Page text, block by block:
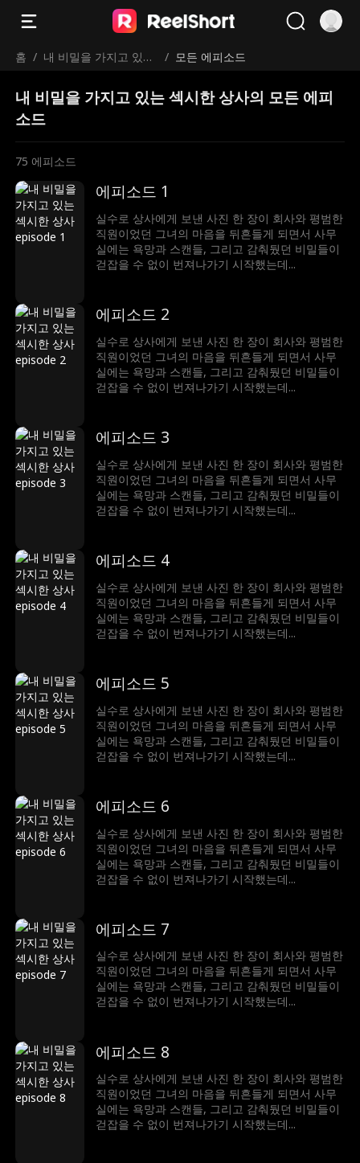
홈 / 내 비밀을 가지고 있는
/ 모든 에피소드
내 비밀을 가지고 있는 섹시한 상사의 모든 에피
소드
75 에피소드
에피소드 1
실수로 상사에게 보낸 사진 한 장이 회사와 평범한
직원이었던 그녀의 마음을 뒤흔들게 되면서 사무
실에는 욕망과 스캔들, 그리고 감춰뒀던 비밀들이
걷잡을 수 없이 번져나가기 시작했는데...
에피소드 2
실수로 상사에게 보낸 사진 한 장이 회사와 평범한
직원이었던 그녀의 마음을 뒤흔들게 되면서 사무
실에는 욕망과 스캔들, 그리고 감춰뒀던 비밀들이
걷잡을 수 없이 번져나가기 시작했는데...
에피소드 3
실수로 상사에게 보낸 사진 한 장이 회사와 평범한
직원이었던 그녀의 마음을 뒤흔들게 되면서 사무
실에는 욕망과 스캔들, 그리고 감춰뒀던 비밀들이
걷잡을 수 없이 번져나가기 시작했는데...
에피소드 4
실수로 상사에게 보낸 사진 한 장이 회사와 평범한
직원이었던 그녀의 마음을 뒤흔들게 되면서 사무
실에는 욕망과 스캔들, 그리고 감춰뒀던 비밀들이
걷잡을 수 없이 번져나가기 시작했는데...
에피소드 5
실수로 상사에게 보낸 사진 한 장이 회사와 평범한
직원이었던 그녀의 마음을 뒤흔들게 되면서 사무
실에는 욕망과 스캔들, 그리고 감춰뒀던 비밀들이
걷잡을 수 없이 번져나가기 시작했는데...
에피소드 6
실수로 상사에게 보낸 사진 한 장이 회사와 평범한
직원이었던 그녀의 마음을 뒤흔들게 되면서 사무
실에는 욕망과 스캔들, 그리고 감춰뒀던 비밀들이
걷잡을 수 없이 번져나가기 시작했는데...
에피소드 7
실수로 상사에게 보낸 사진 한 장이 회사와 평범한
직원이었던 그녀의 마음을 뒤흔들게 되면서 사무
실에는 욕망과 스캔들, 그리고 감춰뒀던 비밀들이
걷잡을 수 없이 번져나가기 시작했는데...
에피소드 8
실수로 상사에게 보낸 사진 한 장이 회사와 평범한
직원이었던 그녀의 마음을 뒤흔들게 되면서 사무
실에는 욕망과 스캔들, 그리고 감춰뒀던 비밀들이
걷잡을 수 없이 번져나가기 시작했는데...